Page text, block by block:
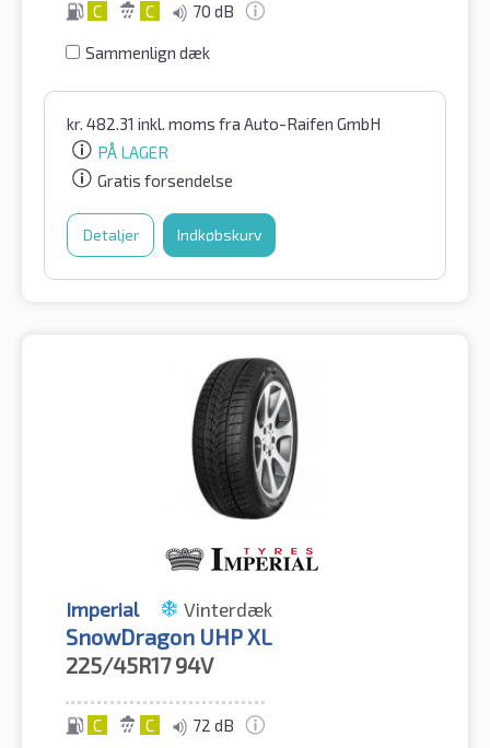
C C 70 dB
Sammenlign dæk
kr. 482.31 inkl. moms fra Auto-Raifen GmbH
PÅ LAGER
Gratis forsendelse
Detaljer Indkøbskurv
Imperial Vinterdæk
SnowDragon UHP XL
225/45R17 94V
C C 72 dB